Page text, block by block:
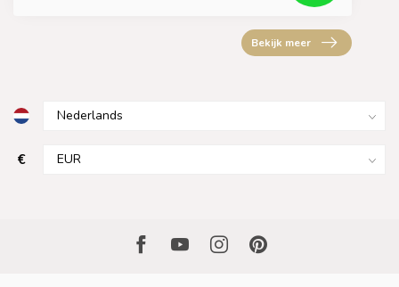
Bekijk meer
€